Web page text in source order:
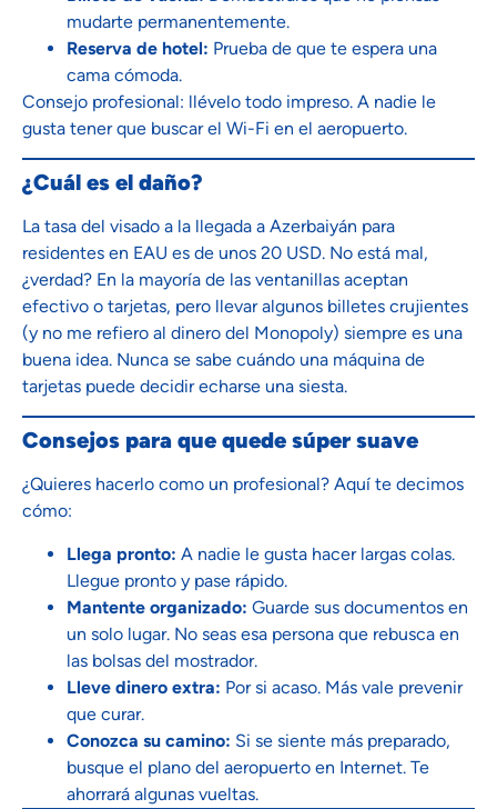
mudarte permanentemente.
Reserva de hotel: Prueba de que te espera una
cama cómoda.
Consejo profesional: llévelo todo impreso. A nadie le
gusta tener que buscar el Wi-Fi en el aeropuerto.
¿Cuál es el daño?
La tasa del visado a la llegada a Azerbaiyán para
residentes en EAU es de unos 20 USD. No está mal,
¿verdad? En la mayoría de las ventanillas aceptan
efectivo o tarjetas, pero llevar algunos billetes crujientes
(y no me refiero al dinero del Monopoly) siempre es una
buena idea. Nunca se sabe cuándo una máquina de
tarjetas puede decidir echarse una siesta.
Consejos para que quede súper suave
¿Quieres hacerlo como un profesional? Aquí te decimos
cómo:
Llega pronto: A nadie le gusta hacer largas colas.
Llegue pronto y pase rápido.
Mantente organizado: Guarde sus documentos en
un solo lugar. No seas esa persona que rebusca en
las bolsas del mostrador.
Lleve dinero extra: Por si acaso. Más vale prevenir
que curar.
Conozca su camino: Si se siente más preparado,
busque el plano del aeropuerto en Internet. Te
ahorrará algunas vueltas.